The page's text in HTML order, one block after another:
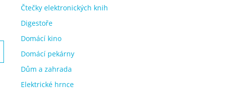
Čtečky elektronických knih
Digestoře
Domácí kino
Domácí pekárny
Dům a zahrada
Elektrické hrnce